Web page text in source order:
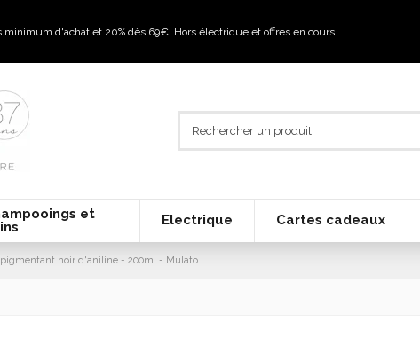
minimum d'achat et 20% dès 69€. Hors électrique et offres en cours.
et
Electrique Cartes cadeaux
noir d'aniline - 200ml - Mulato